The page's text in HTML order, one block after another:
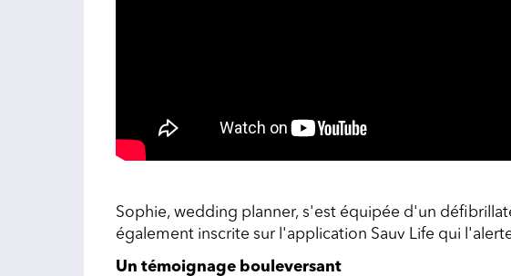
Sophie, wedding planner, s'est équipée d'un
également inscrite sur l'application Sauv Life qui
Un témoignage bouleversant